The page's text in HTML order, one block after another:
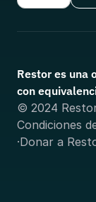
Restor es una
con
© 2024
Condiciones
·Donar a